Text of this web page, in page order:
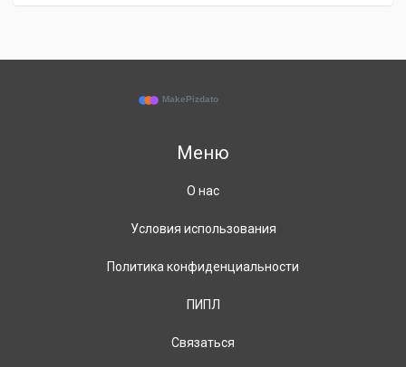
Меню
О нас
Условия использования
Политика конфиденциальности
ПИПЛ
Связаться